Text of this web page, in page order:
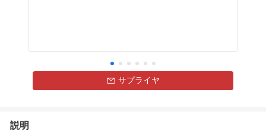
サプライヤ
説明